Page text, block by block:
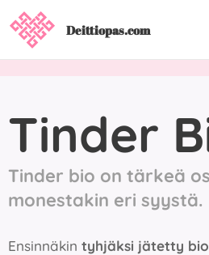
Deittiopas.com
Tinder
Tinder bio on tärkeä
monestakin eri syystä.
Ensinnäkin tyhjäksi jätetty